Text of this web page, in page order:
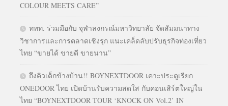
COLOUR MEETS CARE”
ททท. ร่วมมือกับ จุฬาลงกรณ์มหาวิทยาลัย จัดสัมมนาทาง
วิชาการและการตลาดเชิงรุก แนะเคล็ดลับปรับธุรกิจท่องเที่ยว
ไทย “ขายได้ ขายดี ขายนาน”
ถึงคิวเด็กข้างบ้าน!! BOYNEXTDOOR เคาะประตูเรียก
ONEDOOR ไทย เปิดบ้านรับความสดใส กับคอนเสิร์ตใหญ่ใน
ไทย “BOYNEXTDOOR TOUR ‘KNOCK ON Vol.2’ IN